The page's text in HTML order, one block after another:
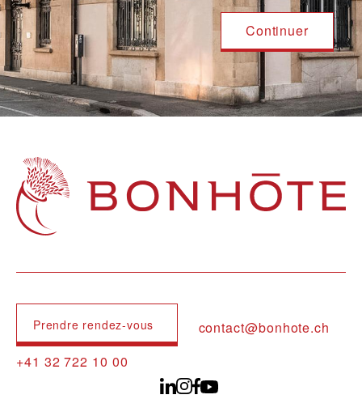
Navigation principale
Prendre rendez-vous
contact@bonhote.ch
+41 32 722 10 00